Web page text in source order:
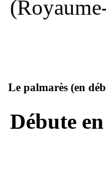
Le palmarès (en
Débute